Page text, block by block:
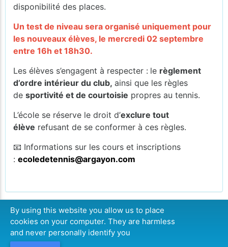
disponibilité des places.
Un test de niveau sera organisé uniquement pour
les nouveaux élèves, le mercredi 02 septembre
entre 16h et 18h30.
Les élèves s’engagent à respecter : le règlement
d’ordre intérieur du club, ainsi que les règles
de sportivité et de courtoisie propres au tennis.
L’école se réserve le droit d’exclure tout
élève refusant de se conformer à ces règles.
📧 Informations sur les cours et inscriptions
: ecoledetennis@argayon.com
CONTINUER
By using this website you allow us to place
cookies on your computer. They are harmless
and never personally identify you